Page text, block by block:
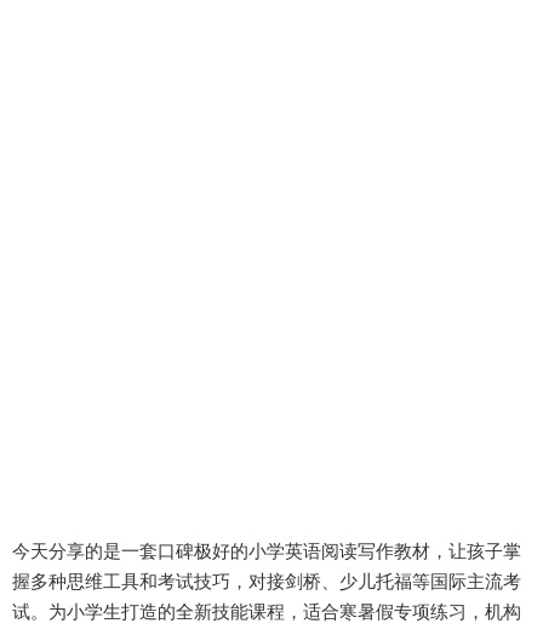
今天分享的是一套口碑极好的小学英语阅读写作教材，让孩子掌
握多种思维工具和考试技巧，对接剑桥、少儿托福等国际主流考
试。为小学生打造的全新技能课程，适合寒暑假专项练习，机构